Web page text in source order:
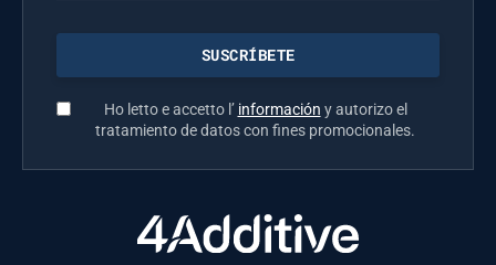
Ho letto e accetto l’ información y autorizo el
tratamiento de datos con fines promocionales.